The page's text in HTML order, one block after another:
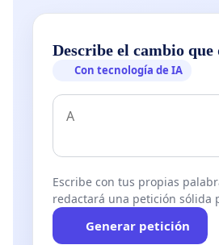
Describe el cambio que
Con tecnología de IA
Escribe con tus propias
redactará una petición sólida
Generar petición